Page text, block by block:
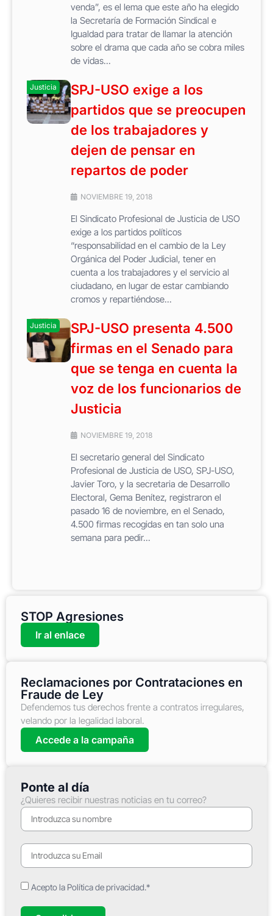
venda”, es el lema que este año ha elegido
la Secretaría de Formación Sindical e
Igualdad para tratar de llamar la atención
sobre el drama que cada año se cobra miles
de vidas...
Justicia
SPJ-USO exige a los
partidos que se preocupen
de los trabajadores y
dejen de pensar en
repartos de poder
NOVIEMBRE 19, 2018
El Sindicato Profesional de Justicia de USO
exige a los partidos políticos
“responsabilidad en el cambio de la Ley
Orgánica del Poder Judicial, tener en
cuenta a los trabajadores y el servicio al
ciudadano, en lugar de estar cambiando
cromos y repartiéndose...
Justicia
SPJ-USO presenta 4.500
firmas en el Senado para
que se tenga en cuenta la
voz de los funcionarios de
Justicia
NOVIEMBRE 19, 2018
El secretario general del Sindicato
Profesional de Justicia de USO, SPJ-USO,
Javier Toro, y la secretaria de Desarrollo
Electoral, Gema Benítez, registraron el
pasado 16 de noviembre, en el Senado,
4.500 firmas recogidas en tan solo una
semana para pedir...
STOP Agresiones
Ir al enlace
Reclamaciones por Contrataciones en
Fraude de Ley
Defendemos tus derechos frente a contratos irregulares,
velando por la legalidad laboral.
Accede a la campaña
Ponte al día
¿Quieres recibir nuestras noticias en tu correo?
Acepto la Política de privacidad.*